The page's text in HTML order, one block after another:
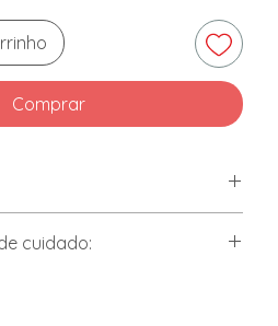
Comprar
cuidado: